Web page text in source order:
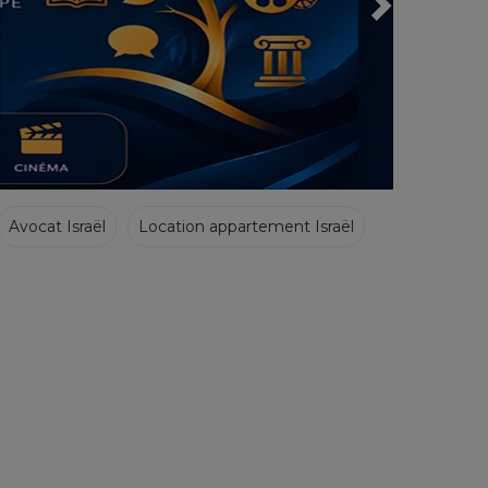
Avocat Israël Location appartement Israël